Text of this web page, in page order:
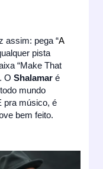
assim: pega “A
pista
“Make That
OShalamar é
mundo
pra músico, é
bem feito.